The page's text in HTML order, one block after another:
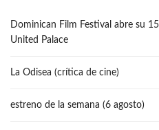
Dominican Film Festival abre su
United Palace
La Odisea (crítica de cine)
estreno de la semana (6 agosto)